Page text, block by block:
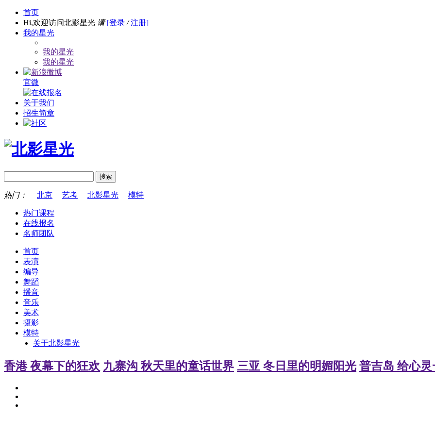
首页
Hi,欢迎访问北影星光 请 [登录 / 注册]
我的星光
我的星光
我的星光
官微
关于我们
招生简章
热门： 北京 艺考 北影星光 模特
热门课程
在线报名
名师团队
首页
表演
编导
舞蹈
播音
音乐
美术
摄影
模特
关于北影星光
香港 夜幕下的狂欢 九寨沟 秋天里的童话世界 三亚 冬日里的明媚阳光 普吉岛 给心